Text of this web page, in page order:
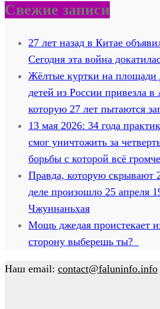
Свежие записи
27 лет назад в Китае
Сегодня эта война
Жёлтые куртки на площади
детей из России привезла
которую 27 лет пытаются
13 мая 2026: 34 года
смог уничтожить за
борьбы с которой всё
Правда, которую скрывают
деле произошло 25 апреля
Чжуннаньхая
Мощь джедая проистекает
сторону выберешь ты?
Наш email: contact@faluninfo.info